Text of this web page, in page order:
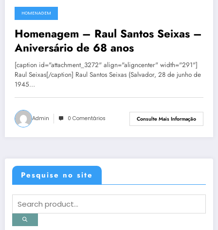
28 de junho de 2013
HOMENAGEM
Homenagem – Raul Santos Seixas –
Aniversário de 68 anos
[caption id="attachment_3272" align="aligncenter" width="291"]
Raul Seixas[/caption] Raul Santos Seixas (Salvador, 28 de junho de
1945…
Admin 0 Comentários Consulte Mais Informação
Pesquise no site